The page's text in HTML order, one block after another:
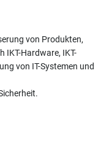
von Produkten,
IKT-Hardware, IKT-
von IT-Systemen und